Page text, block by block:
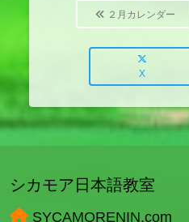
navigation
２月カレンダー
X
シカモア日本語教室
SYCAMORENIN.com